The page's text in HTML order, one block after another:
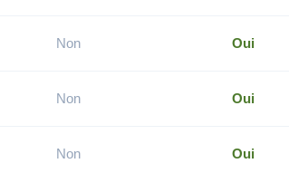
Non Oui
Non Oui
Non Oui